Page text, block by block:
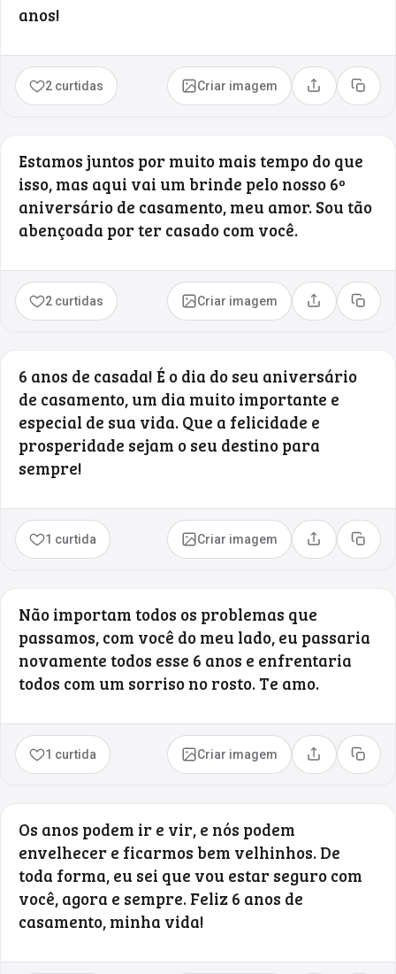
anos!
2 curtidas Criar imagem Compartilhar
Copiar
Estamos juntos por muito mais tempo do que
isso, mas aqui vai um brinde pelo nosso 6º
aniversário de casamento, meu amor. Sou tão
abençoada por ter casado com você.
2 curtidas Criar imagem Compartilhar
Copiar
6 anos de casada! É o dia do seu aniversário
de casamento, um dia muito importante e
especial de sua vida. Que a felicidade e
prosperidade sejam o seu destino para
sempre!
1 curtida Criar imagem Compartilhar
Copiar
Não importam todos os problemas que
passamos, com você do meu lado, eu passaria
novamente todos esse 6 anos e enfrentaria
todos com um sorriso no rosto. Te amo.
1 curtida Criar imagem Compartilhar
Copiar
Os anos podem ir e vir, e nós podem
envelhecer e ficarmos bem velhinhos. De
toda forma, eu sei que vou estar seguro com
você, agora e sempre. Feliz 6 anos de
casamento, minha vida!